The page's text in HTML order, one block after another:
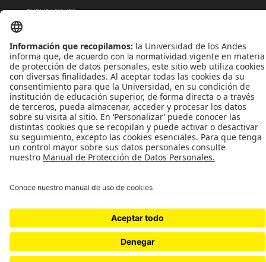
PUBLICACIONES
POLÍTICAS DE TRATAMIENTOS DE DATOS
TÉRMINOS Y CONDICIONES
Reconocimiento como Universidad: Decreto 1297 del 30 de mayo de 1964.